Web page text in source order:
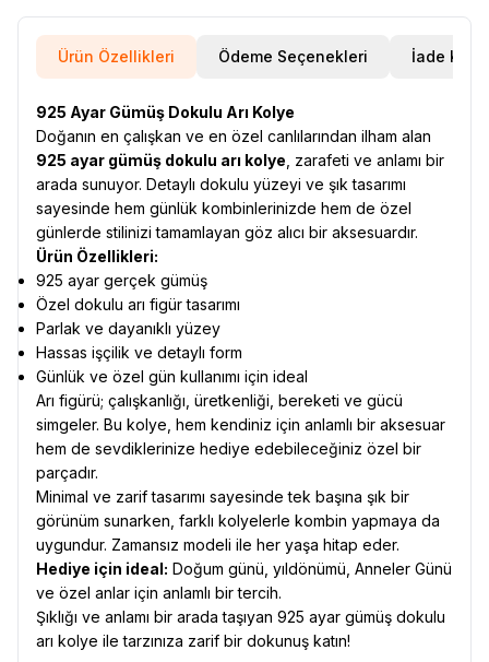
Ürün Özellikleri Ödeme Seçenekleri İade
925 Ayar Gümüş Dokulu Arı Kolye
Doğanın en çalışkan ve en özel canlılarından ilham alan
925 ayar gümüş dokulu arı kolye , zarafeti ve anlamı bir
arada sunuyor. Detaylı dokulu yüzeyi ve şık tasarımı
sayesinde hem günlük kombinlerinizde hem de özel
günlerde stilinizi tamamlayan göz alıcı bir aksesuardır.
Ürün Özellikleri:
925 ayar gerçek gümüş
Özel dokulu arı figür tasarımı
Parlak ve dayanıklı yüzey
Hassas işçilik ve detaylı form
Günlük ve özel gün kullanımı için ideal
Arı figürü; çalışkanlığı, üretkenliği, bereketi ve gücü
simgeler. Bu kolye, hem kendiniz için anlamlı bir aksesuar
hem de sevdiklerinize hediye edebileceğiniz özel bir
parçadır.
Minimal ve zarif tasarımı sayesinde tek başına şık bir
görünüm sunarken, farklı kolyelerle kombin yapmaya da
uygundur. Zamansız modeli ile her yaşa hitap eder.
Hediye için ideal: Doğum günü, yıldönümü, Anneler Günü
ve özel anlar için anlamlı bir tercih.
Şıklığı ve anlamı bir arada taşıyan 925 ayar gümüş dokulu
arı kolye ile tarzınıza zarif bir dokunuş katın!